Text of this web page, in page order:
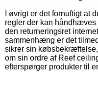
I øvrigt er det fornuftigt at
regler der kan håndhæves
den returneringsret
sammenhæng er det
sikrer sin
om sin ordre af Reef
efterspørger produkter til